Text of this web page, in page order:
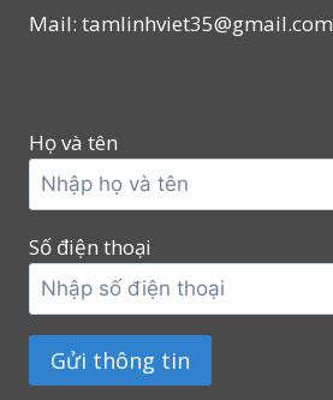
Mail: tamlinhviet35@gmail.com
Họ và tên
Số điện thoại